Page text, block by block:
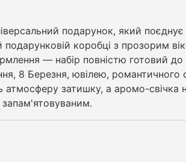
подарунок, який
подарунковій коробці з прозорим
— набір повністю готовий до
8 Березня, ювілею, романтичного
атмосферу затишку, а аромо-